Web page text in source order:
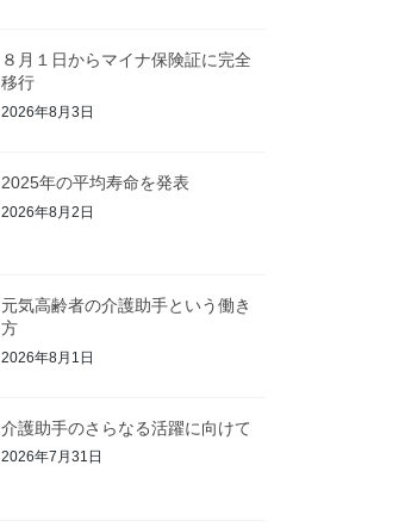
８月１日からマイナ保険証に完全
移行
2026年8月3日
2025年の平均寿命を発表
2026年8月2日
元気高齢者の介護助手という働き
方
2026年8月1日
介護助手のさらなる活躍に向けて
2026年7月31日